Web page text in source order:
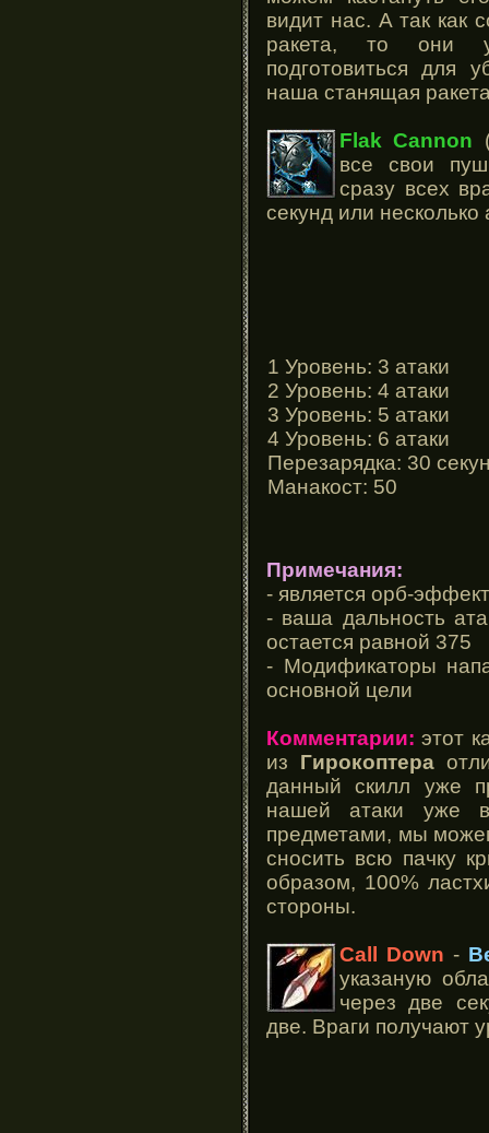
видит нас. А так как
ракета, то они
подготовиться для
наша станящая
Flak Cannon
все свои
сразу всех
секунд или
1 Уровень: 3 атаки
2 Уровень: 4 атаки
3 Уровень: 5 атаки
4 Уровень: 6 атаки
Перезарядка: 30
Манакост: 50
Примечания:
- является орб-
- ваша дальность
остается равной 375
- Модификаторы
основной цели
Комментарии: этот
из Гирокоптера
данный скилл уже
нашей атаки уже в
предметами, мы
сносить всю пачку
образом, 100%
стороны.
Call Down -
указаную
через две
две. Враги получают